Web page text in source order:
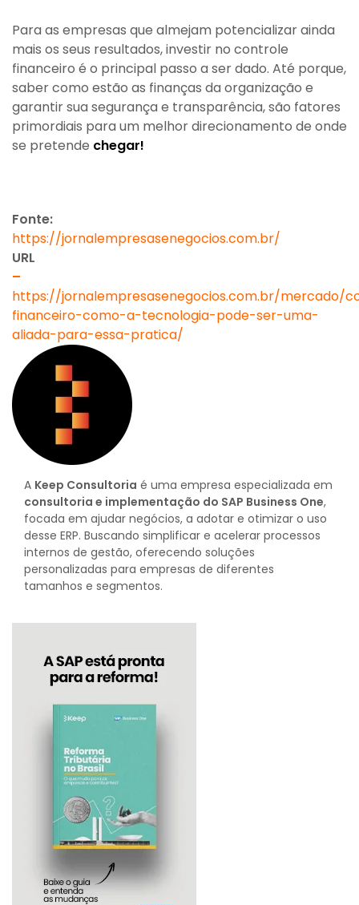
Para as empresas que almejam potencializar ainda
mais os seus resultados, investir no controle
financeiro é o principal passo a ser dado. Até porque,
saber como estão as finanças da organização e
garantir sua segurança e transparência, são fatores
primordiais para um melhor direcionamento de onde
se pretende chegar!
Fonte:
https://jornalempresasenegocios.com.br/
URL
–
https://jornalempresasenegocios.com.br/mercado/
financeiro-como-a-tecnologia-pode-ser-uma-
aliada-para-essa-pratica/
A Keep Consultoria é uma empresa especializada em
consultoria e implementação do SAP Business One,
focada em ajudar negócios, a adotar e otimizar o uso
desse ERP. Buscando simplificar e acelerar processos
internos de gestão, oferecendo soluções
personalizadas para empresas de diferentes
tamanhos e segmentos.